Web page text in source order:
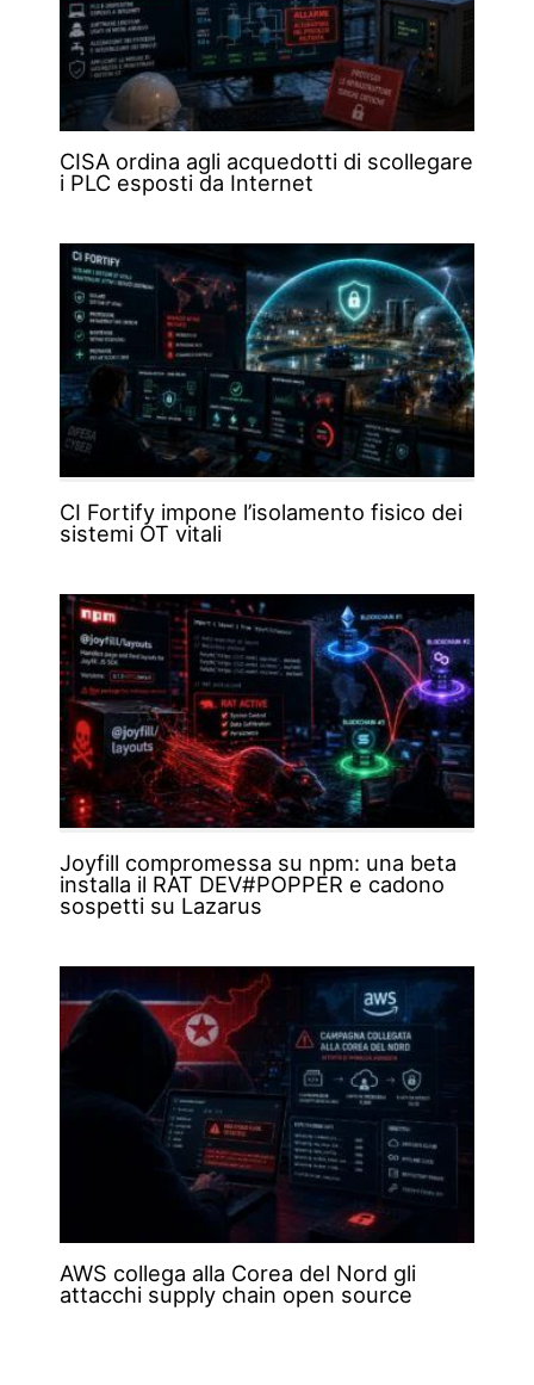
CISA ordina agli acquedotti di scollegare
i PLC esposti da Internet
CI Fortify impone l’isolamento fisico dei
sistemi OT vitali
Joyfill compromessa su npm: una beta
installa il RAT DEV#POPPER e cadono
sospetti su Lazarus
AWS collega alla Corea del Nord gli
attacchi supply chain open source